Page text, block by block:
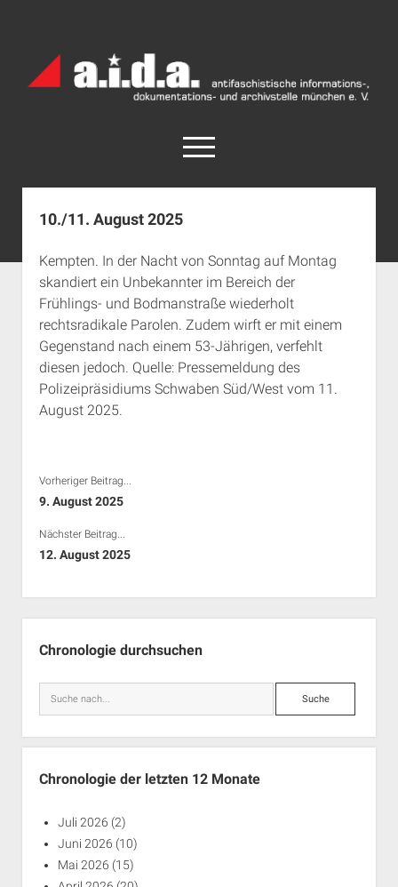
Archiv
München
open
menu
facebook
rss info@aida-archiv.de
Aktuelles
Termine
open
dropdown
menu
Antifaschistische Termine im Süden
Antifaschistische Termine in München
Rechte Termine im Süden
Chronologie
Das Archiv
open
dropdown
menu
a.i.d.a. e. V. unterstützen
Impressum
10./11. August 2025
Kempten. In der Nacht von Sonntag auf Montag
skandiert ein Unbekannter im Bereich der
Frühlings- und Bodmanstraße wiederholt
rechtsradikale Parolen. Zudem wirft er mit einem
Gegenstand nach einem 53-Jährigen, verfehlt
diesen jedoch. Quelle: Pressemeldung des
Polizeipräsidiums Schwaben Süd/West vom 11.
August 2025.
Vorheriger Beitrag...
9. August 2025
Nächster Beitrag...
12. August 2025
Chronologie durchsuchen
Suche
Chronologie der letzten 12 Monate
Juli 2026 (2)
Juni 2026 (10)
Mai 2026 (15)